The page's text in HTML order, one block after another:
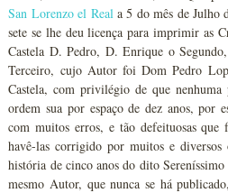
San Lorenzo el Reala 5 do mês de Julho
sete se lhe deu licença para imprimir as
Castela D. Pedro, D. Enrique o
Terceiro, cujo Autor foi Dom Pedro
Castela, com privilégio de que nenhuma
ordem sua por espaço de dez anos, por
com muitos erros, e tão defeituosas
havê-las corrigido por muitos e diversos
história de cinco anos do dito
mesmo Autor, que nunca se há